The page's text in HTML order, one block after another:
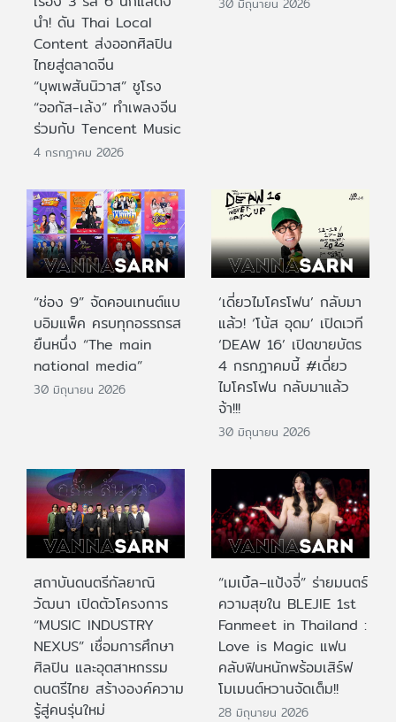
นำ! ดัน Thai Local
Content ส่งออกศิลปิน
ไทยสู่ตลาดจีน
“บุพเพสันนิวาส” ชูโรง
“ออกัส-เล้ง” ทำเพลงจีน
ร่วมกับ Tencent Music
4 กรกฎาคม 2026
“ช่อง 9” จัดคอนเทนต์แบ
บอิมแพ็ค ครบทุกอรรถรส
ยืนหนึ่ง “The main
national media”
30 มิถุนายน 2026
‘เดี่ยวไมโครโฟน’ กลับมา
แล้ว! ‘โน้ส อุดม’ เปิดเวที
‘DEAW 16’ เปิดขายบัตร
4 กรกฎาคมนี้ #เดี่ยว
ไมโครโฟน กลับมาแล้ว
จ้า!!!
30 มิถุนายน 2026
สถาบันดนตรีกัลยาณิ
วัฒนา เปิดตัวโครงการ
“MUSIC INDUSTRY
NEXUS” เชื่อมการศึกษา
ศิลปิน และอุตสาหกรรม
ดนตรีไทย สร้างองค์ความ
รู้สู่คนรุ่นใหม่
“เมเบิ้ล–แป้งจี่” ร่ายมนตร์
ความสุขใน BLEJIE 1st
Fanmeet in Thailand :
Love is Magic แฟน
คลับฟินหนักพร้อมเสิร์ฟ
โมเมนต์หวานจัดเต็ม!!
28 มิถุนายน 2026